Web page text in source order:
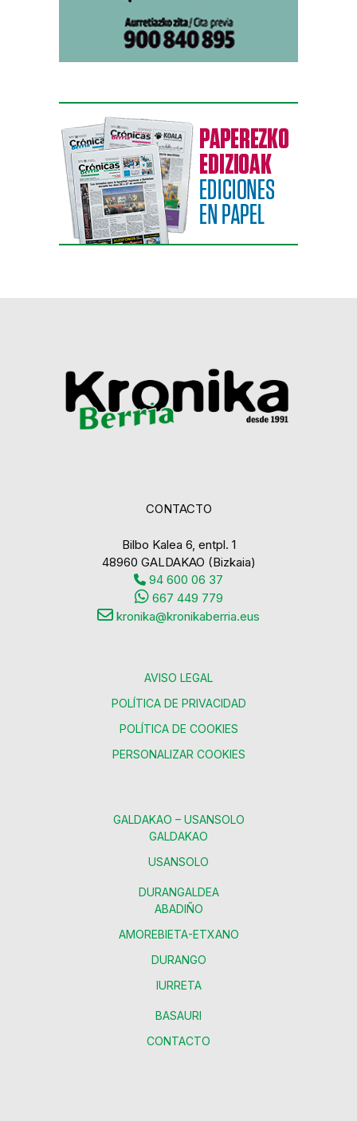
CONTACTO
Bilbo Kalea 6, entpl. 1
48960 GALDAKAO (Bizkaia)
94 600 06 37
667 449 779
kronika@kronikaberria.eus
AVISO LEGAL
POLÍTICA DE PRIVACIDAD
POLÍTICA DE COOKIES
PERSONALIZAR COOKIES
GALDAKAO – USANSOLO
GALDAKAO
USANSOLO
DURANGALDEA
ABADIÑO
AMOREBIETA-ETXANO
DURANGO
IURRETA
BASAURI
CONTACTO